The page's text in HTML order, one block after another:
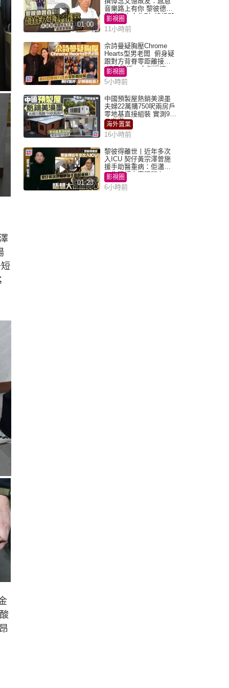
01:00
音樂路上有你 黎彼德曾
直認唔夾合作7年終拆夥
影視圈
11小時前
佘詩曼疑胸壓Chrome
Hearts型男老闆 俯身疑
跟對方背脊零距離接觸
網民驚呼：企側邊唔
得？
影視圈
5小時前
中國預製屋熱銷美澳墨
夫婦22萬購750呎兩房戶
零地基直接組裝 實測9個
月激讚
海外置業
16小時前
01:23
黎彼得離世丨近年多次
入ICU 契仔黃宗澤曾施
援手助醫重病：佢瀟灑
一生唔想大家唔開心
影視圈
6小時前